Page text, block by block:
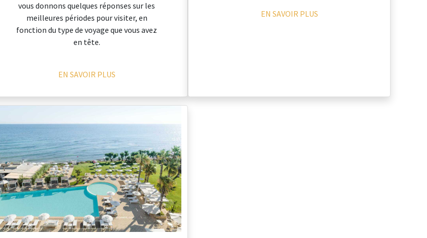
vous donnons quelques réponses sur les
meilleures périodes pour visiter, en
fonction du type de voyage que vous avez
en tête.
EN SAVOIR PLUS
EN SAVOIR PLUS